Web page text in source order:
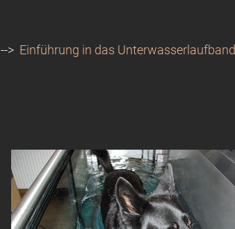
> Einführung in das Unterwasserlaufband